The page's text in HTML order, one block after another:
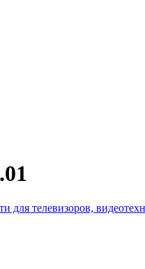
для телевизоров,